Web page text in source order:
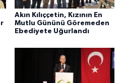
Akın Kılıççetin, Kızının En
Mutlu Gününü Göremeden
Ebediyete Uğurlandı